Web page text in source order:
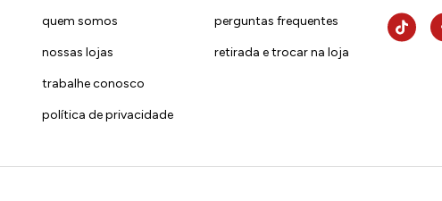
quem somos
nossas lojas
trabalhe conosco
política de privacidade
perguntas frequentes
retirada e trocar na loja